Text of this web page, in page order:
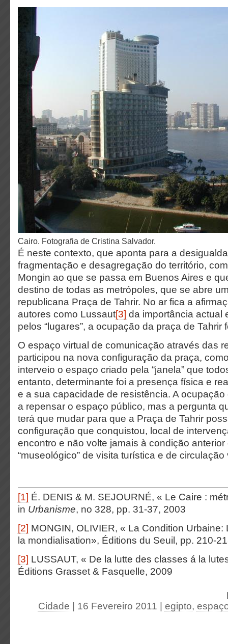
Cairo. Fotografia de Cristina Salvador.
É neste contexto, que aponta para a
fragmentação e desagregação do território,
Mongin ao que se passa em Buenos Aires e
destino de todas as metrópoles, que se abre
republicana Praça de Tahrir. No ar fica a
autores como Lussaut[3] da importância actual
pelos “lugares”, a ocupação da praça de Tahrir
O espaço virtual de comunicação através das
participou na nova configuração da praça,
interveio o espaço criado pela “janela” que
entanto, determinante foi a presença física e
e a sua capacidade de resistência. A
a repensar o espaço público, mas a pergunta
terá que mudar para que a Praça de Tahrir
configuração que conquistou, local de
encontro e não volte jamais à condição
“museológico” de visita turística e de circulação
[1] É. DENIS & M. SEJOURNÉ, « Le Caire :
in Urbanisme, no 328, pp. 31-37, 2003
[2] MONGIN, OLIVIER, « La Condition Urbaine:
la mondialisation», Éditions du Seuil, pp. 210-
[3] LUSSAUT, « De la lutte des classes á la
Éditions Grasset & Fasquelle, 2009
Cidade | 16 Fevereiro 2011 | egipto,